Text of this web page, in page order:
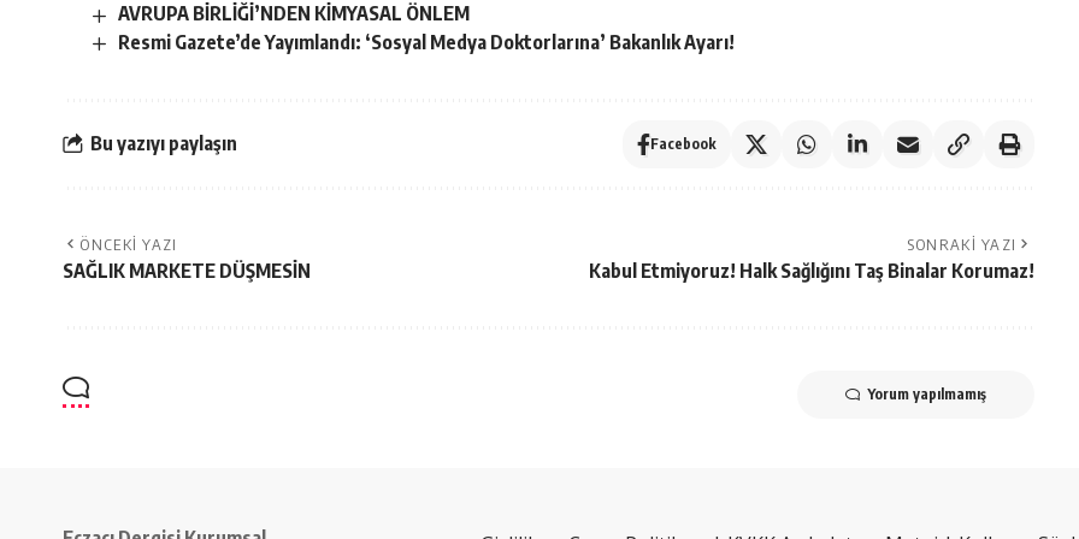
AVRUPA BİRLİĞİ’NDEN KİMYASAL ÖNLEM
Resmi Gazete’de Yayımlandı: ‘Sosyal Medya Doktorlarına’ Bakanlık Ayarı!
Bu yazıyı paylaşın Facebook
ÖNCEKI YAZI
SAĞLIK MARKETE DÜŞMESİN
SONRAKI YAZI
Kabul Etmiyoruz! Halk Sağlığını Taş Binalar Korumaz!
Yorum yapılmamış